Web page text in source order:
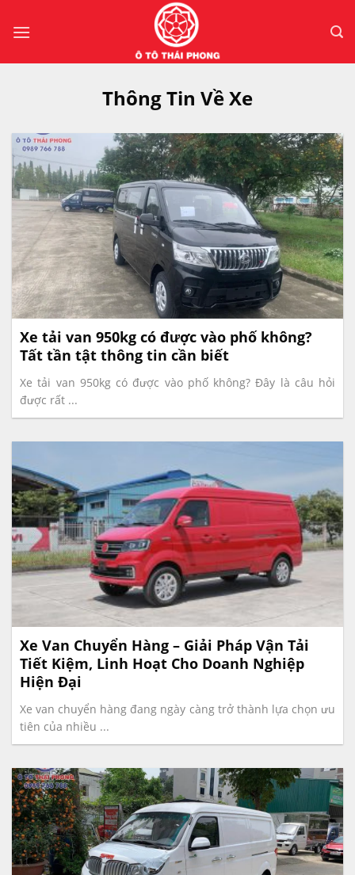
qua
dung
Thông Tin Về Xe
Xe tải van 950kg có được vào phố không?
Tất tần tật thông tin cần biết
Xe tải van 950kg có được vào phố không? Đây là câu hỏi
được rất ...
Xe Van Chuyển Hàng – Giải Pháp Vận Tải
Tiết Kiệm, Linh Hoạt Cho Doanh Nghiệp
Hiện Đại
Xe van chuyển hàng đang ngày càng trở thành lựa chọn ưu
tiên của nhiều ...